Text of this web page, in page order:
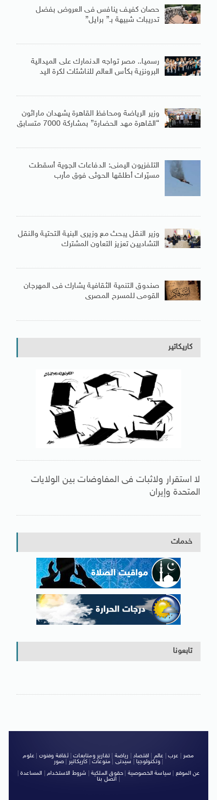
حصان كفيف ينافس فى العروض بفضل
تدريبات شبيهة بـ” برايل”
رسميا.. مصر تواجه الدنمارك على الميدالية
البرونزية بكأس العالم للناشئات لكرة اليد
وزير الرياضة ومحافظ القاهرة يشهدان ماراثون
“القاهرة مهد الحضارة” بمشاركة 7000 متسابق
التلفزيون اليمنى: الدفاعات الجوية أسقطت
مسيّرات أطلقها الحوثى فوق مأرب
وزير النقل يبحث مع وزيرى البنية التحتية والنقل
التشاديين تعزيز التعاون المشترك
صندوق التنمية الثقافية يشارك فى المهرجان
القومى للمسرح المصرى
كاريكاتير
لا استقرار ولاثبات فى المفاوضات بين الولايات
المتحدة وإيران
خدمات
تابعونا
مصر عرب عالم اقتصاد رياضة |تقارير ومتابعات|ثقافة وفنون
علوم
وتكنولوجيا| سيدتى منوعات كاريكاتير صور
|
عن الموقع
سياسة الخصوصية حقوق الملكية شروط الاستخدام| المساعدة|
اتصل بنا